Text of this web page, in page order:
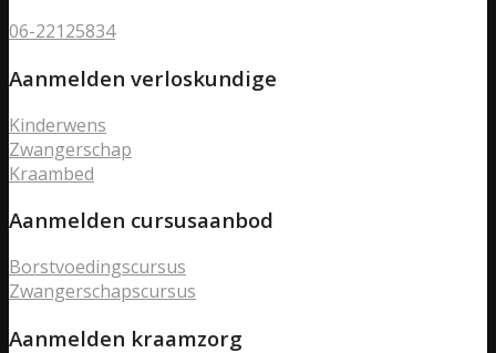
06-22125834
Aanmelden verloskundige
Kinderwens
Zwangerschap
Kraambed
Aanmelden cursusaanbod
Borstvoedingscursus
Zwangerschapscursus
Aanmelden kraamzorg